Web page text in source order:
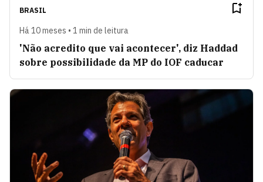
BRASIL
Há 10 meses • 1 min de leitura
'Não acredito que vai acontecer', diz Haddad
sobre possibilidade da MP do IOF caducar